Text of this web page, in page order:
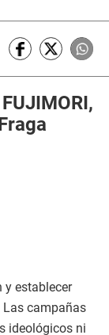
y establecer
campañas
ideológicos ni